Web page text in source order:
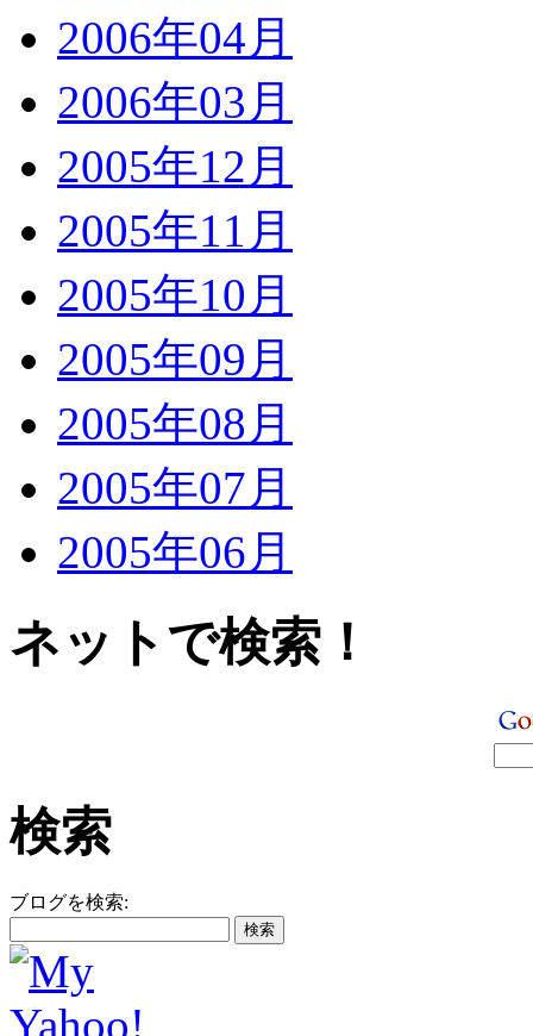
2006年04月
2006年03月
2005年12月
2005年11月
2005年10月
2005年09月
2005年08月
2005年07月
2005年06月
ネットで検索！
検索
ブログを検索: